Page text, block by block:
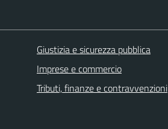
Giustizia e sicurezza pubblica
Imprese e commercio
Tributi, finanze e contravvenzioni